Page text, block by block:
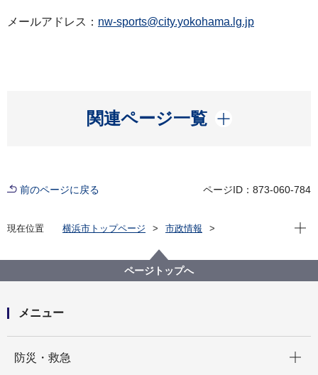
メールアドレス： nw-sports@city.yokohama.lg.jp
関連ページ一覧
開く
前のページに戻る ページID：873-060-784
現在位置 横浜市トップページ
市政情報
横浜元気！！スポーツ・レクリエーションフェスティ
バル 今年は１月に中央イベント開催！
現在
ページトップへ
メニュー
防災・救急